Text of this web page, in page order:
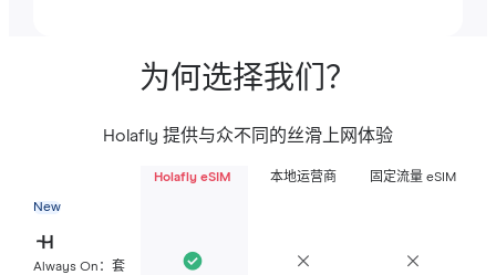
为何选择我们？
Holafly 提供与众不同的丝滑上网体验
Holafly eSIM 本地运营商 固定流量 eSIM
New
Always On：套